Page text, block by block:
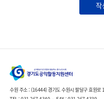
작
수원 주소 : (16444) 경기도 수원시 팔달구 효원로